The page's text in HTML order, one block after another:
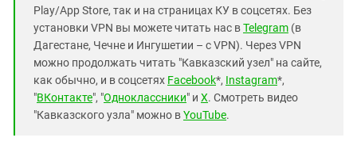
Play/App Store, так и на страницах КУ в соцсетях. Без
установки VPN вы можете читать нас вTelegram (в
Дагестане, Чечне и Ингушетии – с VPN). Через VPN
можно продолжать читать "Кавказский узел" на сайте,
как обычно, и в соцсетях Facebook*, Instagram*,
"ВКонтакте", "Одноклассники" и X. Смотреть видео
"Кавказского узла" можно вYouTube.